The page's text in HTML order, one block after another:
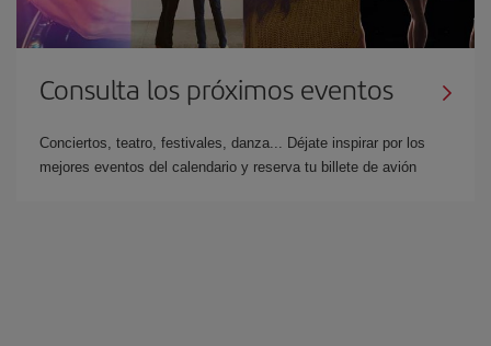
Consulta los próximos eventos
Conciertos, teatro, festivales, danza... Déjate inspirar por los
mejores eventos del calendario y reserva tu billete de avión